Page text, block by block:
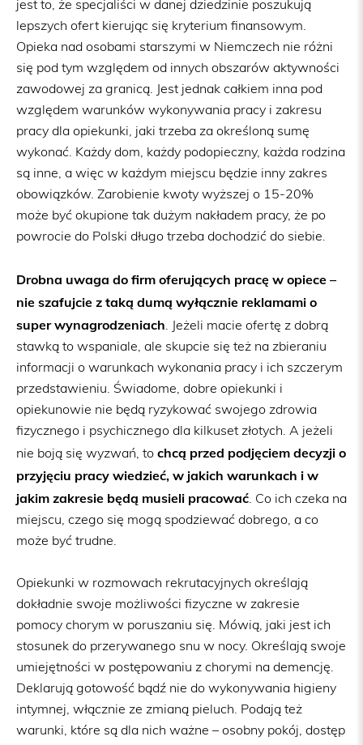
jest to, że specjaliści w danej dziedzinie poszukują
lepszych ofert kierując się kryterium finansowym.
Opieka nad osobami starszymi w Niemczech nie różni
się pod tym względem od innych obszarów aktywności
zawodowej za granicą. Jest jednak całkiem inna pod
względem warunków wykonywania pracy i zakresu
pracy dla opiekunki, jaki trzeba za określoną sumę
wykonać. Każdy dom, każdy podopieczny, każda rodzina
są inne, a więc w każdym miejscu będzie inny zakres
obowiązków. Zarobienie kwoty wyższej o 15-20%
może być okupione tak dużym nakładem pracy, że po
powrocie do Polski długo trzeba dochodzić do siebie.
Drobna uwaga do firm oferujących pracę w opiece –
nie szafujcie z taką dumą wyłącznie reklamami o
super wynagrodzeniach. Jeżeli macie ofertę z dobrą
stawką to wspaniale, ale skupcie się też na zbieraniu
informacji o warunkach wykonania pracy i ich szczerym
przedstawieniu. Świadome, dobre opiekunki i
opiekunowie nie będą ryzykować swojego zdrowia
fizycznego i psychicznego dla kilkuset złotych. A jeżeli
nie boją się wyzwań, to chcą przed podjęciem decyzji o
przyjęciu pracy wiedzieć, w jakich warunkach i w
jakim zakresie będą musieli pracować. Co ich czeka na
miejscu, czego się mogą spodziewać dobrego, a co
może być trudne.
Opiekunki w rozmowach rekrutacyjnych określają
dokładnie swoje możliwości fizyczne w zakresie
pomocy chorym w poruszaniu się. Mówią, jaki jest ich
stosunek do przerywanego snu w nocy. Określają swoje
umiejętności w postępowaniu z chorymi na demencję.
Deklarują gotowość bądź nie do wykonywania higieny
intymnej, włącznie ze zmianą pieluch. Podają też
warunki, które są dla nich ważne – osobny pokój, dostęp